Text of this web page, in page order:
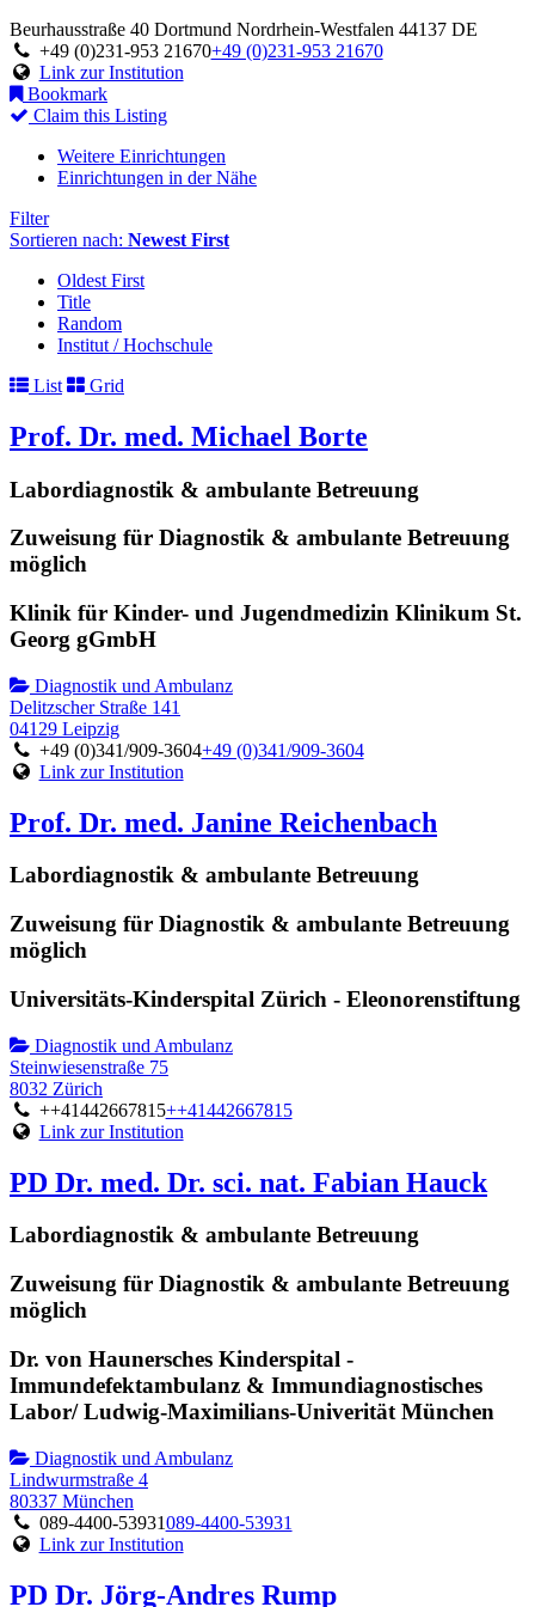
Beurhausstraße 40 Dortmund Nordrhein-Westfalen 44137 DE
+49 (0)231-953 21670+49 (0)231-953 21670
Link zur Institution
Bookmark
Claim this Listing
Weitere Einrichtungen
Einrichtungen in der Nähe
Filter
Sortieren nach: Newest First
Oldest First
Title
Random
Institut / Hochschule
List
Grid
Prof. Dr. med. Michael Borte
Labordiagnostik & ambulante Betreuung
Zuweisung für Diagnostik & ambulante Betreuung
möglich
Klinik für Kinder- und Jugendmedizin Klinikum St.
Georg gGmbH
Diagnostik und Ambulanz
Delitzscher Straße 141
04129 Leipzig
+49 (0)341/909-3604+49 (0)341/909-3604
Link zur Institution
Prof. Dr. med. Janine Reichenbach
Labordiagnostik & ambulante Betreuung
Zuweisung für Diagnostik & ambulante Betreuung
möglich
Universitäts-Kinderspital Zürich - Eleonorenstiftung
Diagnostik und Ambulanz
Steinwiesenstraße 75
8032 Zürich
++41442667815++41442667815
Link zur Institution
PD Dr. med. Dr. sci. nat. Fabian Hauck
Labordiagnostik & ambulante Betreuung
Zuweisung für Diagnostik & ambulante Betreuung
möglich
Dr. von Haunersches Kinderspital -
Immundefektambulanz & Immundiagnostisches
Labor/ Ludwig-Maximilians-Univerität München
Diagnostik und Ambulanz
Lindwurmstraße 4
80337 München
089-4400-53931089-4400-53931
Link zur Institution
PD Dr. Jörg-Andres Rump